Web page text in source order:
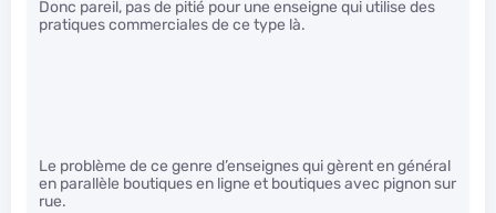
Donc pareil, pas de pitié pour une enseigne qui utilise des
pratiques commerciales de ce type là.
Le problème de ce genre d’enseignes qui gèrent en général
en parallèle boutiques en ligne et boutiques avec pignon sur
rue.